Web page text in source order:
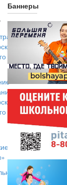
Баннеры